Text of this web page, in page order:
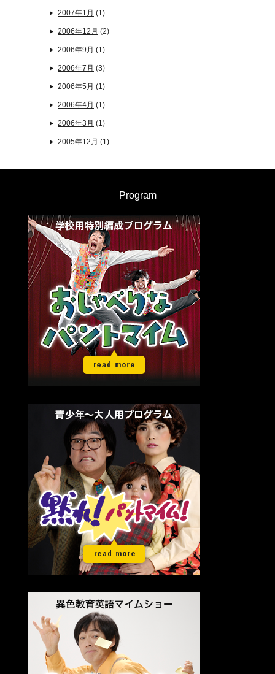
2007年1月 (1)
2006年12月 (2)
2006年9月 (1)
2006年7月 (3)
2006年5月 (1)
2006年4月 (1)
2006年3月 (1)
2005年12月 (1)
Program